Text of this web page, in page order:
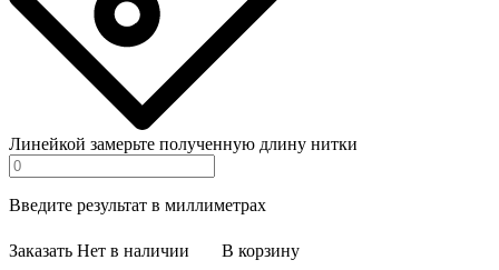
Линейкой замерьте полученную длину нитки
Введите результат в миллиметрах
Заказать Нет в наличии
В корзину